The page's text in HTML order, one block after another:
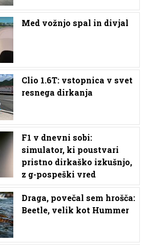
Med vožnjo spal in divjal
Clio 1.6T: vstopnica v svet
resnega dirkanja
F1 v dnevni sobi:
simulator, ki poustvari
pristno dirkaško izkušnjo,
z g-pospeški vred
Draga, povečal sem hrošča:
Beetle, velik kot Hummer